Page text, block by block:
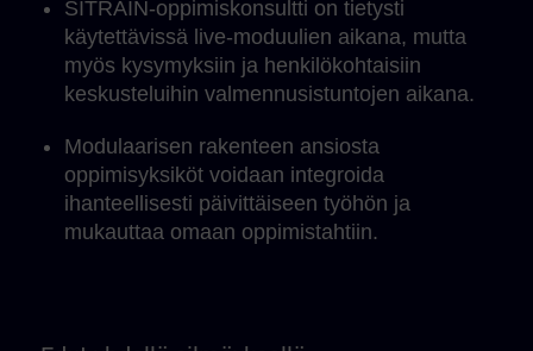
SITRAIN-oppimiskonsultti on tietysti
käytettävissä live-moduulien aikana, mutta
myös kysymyksiin ja henkilökohtaisiin
keskusteluihin valmennusistuntojen aikana.
Modulaarisen rakenteen ansiosta
oppimisyksiköt voidaan integroida
ihanteellisesti päivittäiseen työhön ja
mukauttaa omaan oppimistahtiin.